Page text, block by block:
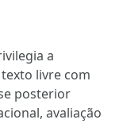
a
livre com
posterior
avaliação